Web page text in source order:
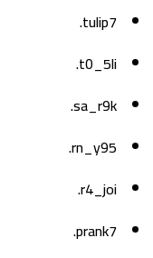
tulip7.
t0_5li.
sa_r9k.
rn_y95.
r4_joi.
prank7.